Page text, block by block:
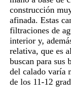
construcción
afinada. Estas
filtraciones de
interior y,
relativa, que es
buscan para sus
del calado varía
de los 11-12